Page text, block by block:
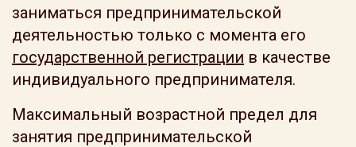
заниматься предпринимательской
деятельностью только с момента его
государственной регистрации в качестве
индивидуального предпринимателя.
Максимальный возрастной предел для
занятия предпринимательской